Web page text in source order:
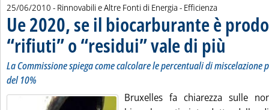
25/06/2010 - Rinnovabili e Altre Fonti di Energia - Efficienza
Ue 2020, se il biocarburante è
“rifiuti” o “residui” vale di più. Sottotitolo:
. Pubblicata
La Commissione spiega come calcolare le percentuali di miscelazione
del 10%
Bruxelles fa chiarezza sulle